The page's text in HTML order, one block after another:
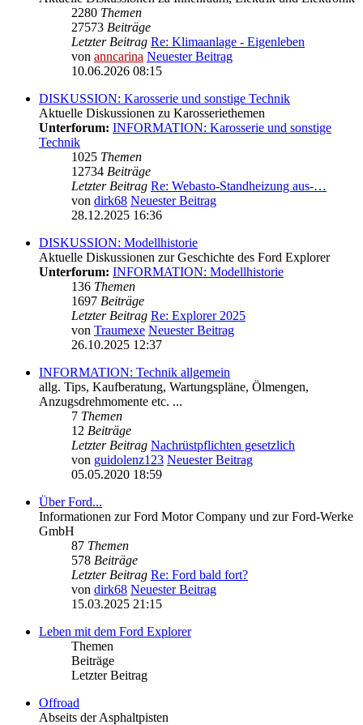
2280 Themen
27573 Beiträge
Letzter Beitrag Re: Klimaanlage - Eigenleben
von anncarina Neuester Beitrag
10.06.2026 08:15
DISKUSSION: Karosserie und sonstige Technik
Aktuelle Diskussionen zu Karosseriethemen
Unterforum: INFORMATION: Karosserie und sonstige
Technik
1025 Themen
12734 Beiträge
Letzter Beitrag Re: Webasto-Standheizung aus-…
von dirk68 Neuester Beitrag
28.12.2025 16:36
DISKUSSION: Modellhistorie
Aktuelle Diskussionen zur Geschichte des Ford Explorer
Unterforum: INFORMATION: Modellhistorie
136 Themen
1697 Beiträge
Letzter Beitrag Re: Explorer 2025
von Traumexe Neuester Beitrag
26.10.2025 12:37
INFORMATION: Technik allgemein
allg. Tips, Kaufberatung, Wartungspläne, Ölmengen,
Anzugsdrehmomente etc. ...
7 Themen
12 Beiträge
Letzter Beitrag Nachrüstpflichten gesetzlich
von guidolenz123 Neuester Beitrag
05.05.2020 18:59
Über Ford...
Informationen zur Ford Motor Company und zur Ford-Werke
GmbH
87 Themen
578 Beiträge
Letzter Beitrag Re: Ford bald fort?
von dirk68 Neuester Beitrag
15.03.2025 21:15
Leben mit dem Ford Explorer
Themen
Beiträge
Letzter Beitrag
Offroad
Abseits der Asphaltpisten